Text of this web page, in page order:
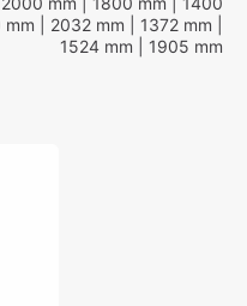
mm | 2032 mm | 1372 mm
1524 mm | 1905 mm